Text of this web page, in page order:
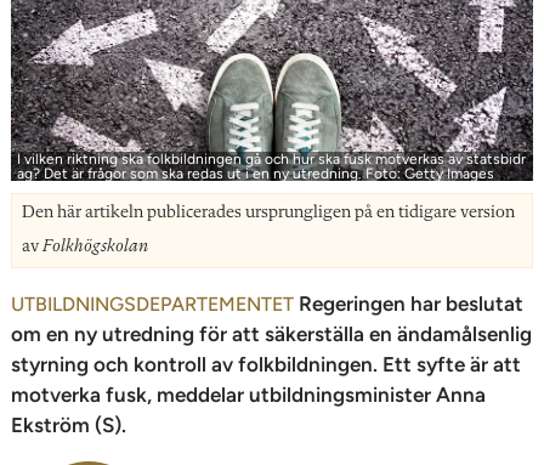
I vilken riktning ska folkbildningen gå och hur ska fusk motverkas av statsbidr
ag? Det är frågor som ska redas ut i en ny utredning. Foto: Getty Images
Den här artikeln publicerades ursprungligen på en tidigare version
avFolkhögskolan
UTBILDNINGSDEPARTEMENTET Regeringen har beslutat
om en ny utredning för att säkerställa en ändamålsenlig
styrning och kontroll av folkbildningen. Ett syfte är att
motverka fusk, meddelar utbildningsminister Anna
Ekström (S).